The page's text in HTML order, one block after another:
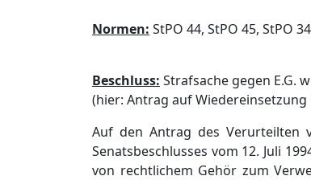
Normen: StPO 44, StPO 45, StPO
Beschluss: Strafsache gegen E.G.
(hier: Antrag auf
Auf den Antrag des Verurteilten
Senatsbeschlusses vom 12. Juli
von rechtlichem Gehör zum